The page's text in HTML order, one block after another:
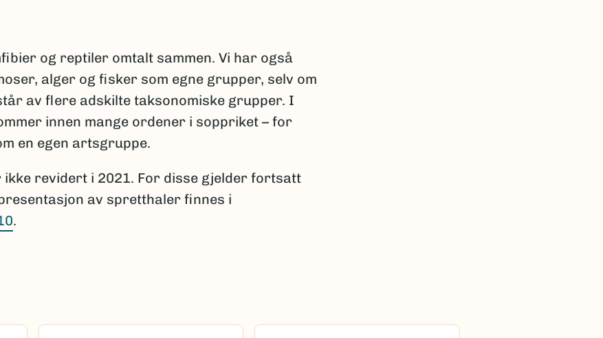
og reptiler omtalt sammen. Vi har også
alger og fisker som egne grupper, selv om
av flere adskilte taksonomiske grupper. I
innen mange ordener i soppriket – for
en egen artsgruppe.
revidert i 2021. For disse gjelder fortsatt
av spretthaler finnes i
.